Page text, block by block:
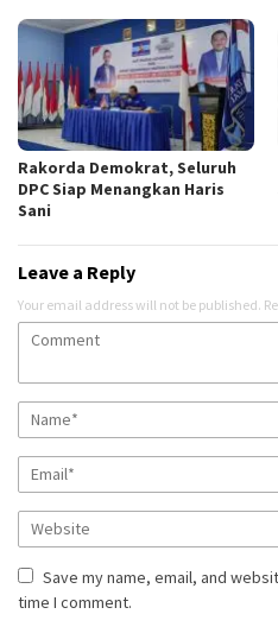
Rakorda Demokrat, Seluruh
DPC Siap Menangkan Haris
Sani
Leave a Reply
Your email address will not be published.
Save my name, email, and
time I comment.